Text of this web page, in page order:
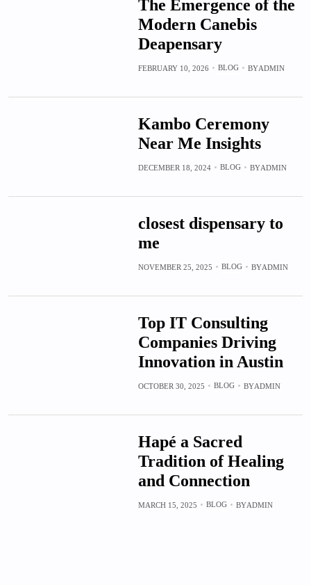
The Emergence of the
Modern Canebis
Deapensary
FEBRUARY 10, 2026 BLOG BYADMIN
Kambo Ceremony
Near Me Insights
DECEMBER 18, 2024 BLOG BYADMIN
closest dispensary to
me
NOVEMBER 25, 2025 BLOG BYADMIN
Top IT Consulting
Companies Driving
Innovation in Austin
OCTOBER 30, 2025 BLOG BYADMIN
Hapé a Sacred
Tradition of Healing
and Connection
MARCH 15, 2025 BLOG BYADMIN